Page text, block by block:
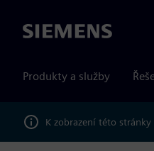
Siemens
Produkty a služby
K zobrazení této